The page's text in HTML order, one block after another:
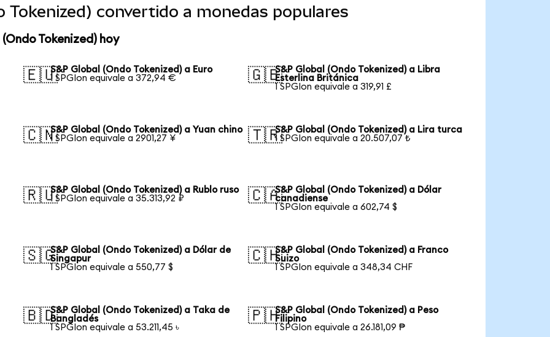
Tokenized) convertido a monedas populares
Tokenized) hoy
🇪🇺S&P Global (Ondo Tokenized) a Euro
1 SPGIon equivale a 372,94 €
🇬🇧S&P Global (Ondo Tokenized) a Libra
Esterlina Británica
1 SPGIon equivale a 319,91 £
🇨🇳S&P Global (Ondo Tokenized) a Yuan chino
1 SPGIon equivale a 2901,27 ¥
🇹🇷S&P Global (Ondo Tokenized) a Lira turca
1 SPGIon equivale a 20.507,07 ₺
🇷🇺S&P Global (Ondo Tokenized) a Rublo ruso
1 SPGIon equivale a 35.313,92 ₽
🇨🇦S&P Global (Ondo Tokenized) a Dólar
canadiense
1 SPGIon equivale a 602,74 $
🇸🇬S&P Global (Ondo Tokenized) a Dólar de
Singapur
1 SPGIon equivale a 550,77 $
🇨🇭S&P Global (Ondo Tokenized) a Franco
Suizo
1 SPGIon equivale a 348,34 CHF
🇧🇩S&P Global (Ondo Tokenized) a Taka de
Bangladés
1 SPGIon equivale a 53.211,45 ৳
🇵🇭S&P Global (Ondo Tokenized) a Peso
Filipino
1 SPGIon equivale a 26.181,09 ₱